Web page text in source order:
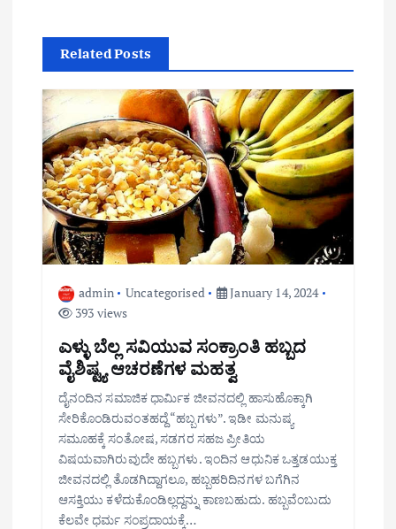
a
o
n
Related Posts
admin Uncategorised
January 14, 2024
393 views
ಎಳ್ಳು ಬೆಲ್ಲ ಸವಿಯುವ ಸಂಕ್ರಾಂತಿ ಹಬ್ಬದ
ವೈಶಿಷ್ಟ್ಯ ಆಚರಣೆಗಳ ಮಹತ್ವ
ದೈನಂದಿನ ಸಮಾಜಿಕ ಧಾರ್ಮಿಕ ಜೀವನದಲ್ಲಿ ಹಾಸುಹೊಕ್ಕಾಗಿ
ಸೇರಿಕೊಂಡಿರುವಂತಹದ್ದೆ “ಹಬ್ಬಗಳು”. ಇಡೀ ಮನುಷ್ಯ
ಸಮೂಹಕ್ಕೆ ಸಂತೋಷ, ಸಡಗರ ಸಹಜ ಪ್ರೀತಿಯ
ವಿಷಯವಾಗಿರುವುದೇ ಹಬ್ಬಗಳು. ಇಂದಿನ ಆಧುನಿಕ ಒತ್ತಡಯುಕ್ತ
ಜೀವನದಲ್ಲಿ ತೊಡಗಿದ್ದಾಗಲೂ, ಹಬ್ಬಹರಿದಿನಗಳ ಬಗೆಗಿನ
ಆಸಕ್ತಿಯು ಕಳೆದುಕೊಂಡಿಲ್ಲದ್ದನ್ನು ಕಾಣಬಹುದು. ಹಬ್ಬವೆಂಬುದು
ಕೆಲವೇ ಧರ್ಮ ಸಂಪ್ರದಾಯಕ್ಕೆ…